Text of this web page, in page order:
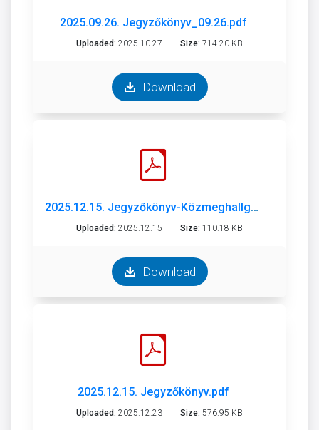
2025.09.26. Jegyzőkönyv_09.26.pdf
Uploaded: 2025.10.27 Size: 714.20 KB
Download
2025.12.15. Jegyzőkönyv-Közmeghallgatás.pdf
Uploaded: 2025.12.15 Size: 110.18 KB
Download
2025.12.15. Jegyzőkönyv.pdf
Uploaded: 2025.12.23 Size: 576.95 KB